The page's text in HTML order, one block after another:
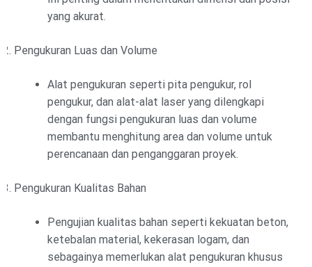
yang akurat.
Pengukuran Luas dan Volume
Alat pengukuran seperti pita pengukur, rol
pengukur, dan alat-alat laser yang dilengkapi
dengan fungsi pengukuran luas dan volume
membantu menghitung area dan volume untuk
perencanaan dan penganggaran proyek.
Pengukuran Kualitas Bahan
Pengujian kualitas bahan seperti kekuatan beton,
ketebalan material, kekerasan logam, dan
sebagainya memerlukan alat pengukuran khusus